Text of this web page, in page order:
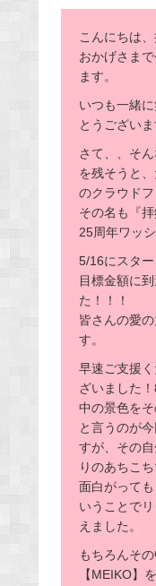
こんにちは、
おかげさま
ます。
いつも一緒
とうございま
さて、、そ
を残そうと
のクラウドフ
その名も『
25周年ワッ
5/16にスタ
目標金額に
た！！！
皆さんの愛
す。
早速ご支援
ざいました
中の景色をそ
と言うのが
すが、その
りのあちこ
面白がって
いうことで
えました。
もちろんそ
【MEIKO】